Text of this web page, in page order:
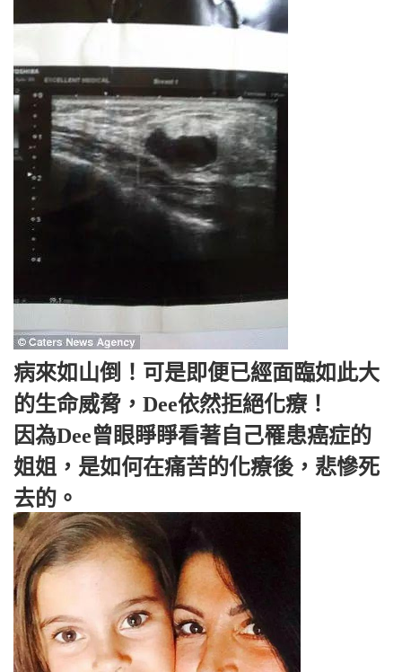
病來如山倒！可是即便已經面臨如此大
的生命威脅，Dee依然拒絕化療！
因為Dee曾眼睜睜看著自己罹患癌症的
姐姐，是如何在痛苦的化療後，悲慘死
去的。